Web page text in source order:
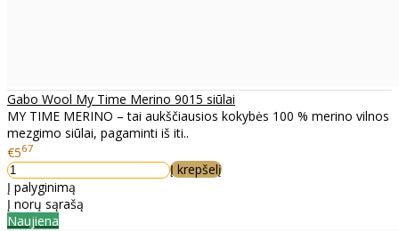
Gabo Wool My Time Merino 9015 siūlai
MY TIME MERINO – tai aukščiausios kokybės 100 % merino vilnos
mezgimo siūlai, pagaminti iš iti..
€567
Į krepšelį
Į palyginimą
Į norų sąrašą
Naujiena